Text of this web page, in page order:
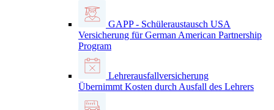
GAPP - Schüleraustausch USA
Versicherung für German American Partnership
Program
Lehrerausfallversicherung
Übernimmt Kosten durch Ausfall des Lehrers